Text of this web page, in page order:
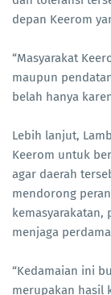
depan Keerom
“Masyarakat
maupun
belah hanya
Lebih lanjut,
Keerom untuk
agar daerah
mendorong
kemasyarakatan,
menjaga
“Kedamaian ini
merupakan hasil